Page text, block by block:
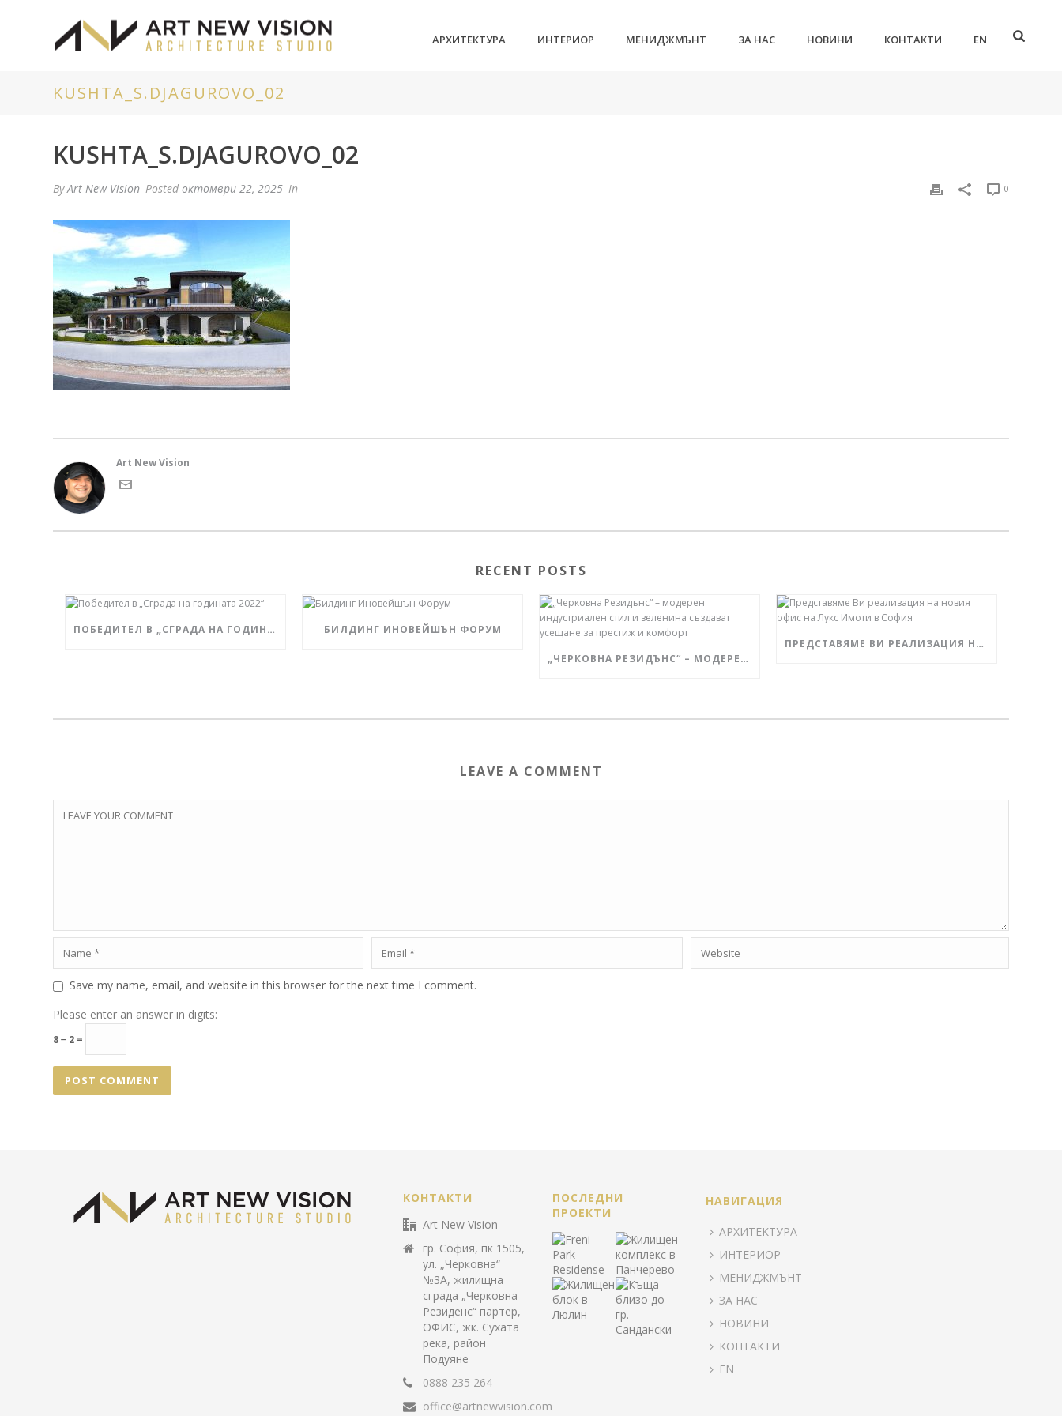
АРХИТЕКТУРА ИНТЕРИОР МЕНИДЖМЪНТ ЗА НАС НОВИНИ КОНТАКТИ EN
KUSHTA_S.DJAGUROVO_02
KUSHTA_S.DJAGUROVO_02
ByArt New Vision Posted октомври 22, 2025 In 0
Art New Vision
RECENT POSTS
ПОБЕДИТЕЛ В „СГРАДА НА ГОДИНАТА 2022“ БИЛДИНГ ИНОВЕЙШЪН ФОРУМ
„ЧЕРКОВНА РЕЗИДЪНС“ – МОДЕРЕН ИНДУСТРИАЛЕН СТИЛ И ЗЕЛЕНИНА СЪЗДАВАТ УСЕЩАНЕ ЗА ПРЕСТИЖ И КОМФОРТ
ПРЕДСТАВЯМЕ ВИ РЕАЛИЗАЦИЯ НА НОВИЯ ОФИС НА ЛУКС ИМОТИ В СОФИЯ
LEAVE A COMMENT
Save my name, email, and website in this browser for the next time I comment.
Please enter an answer in digits:
8 − 2 =
КОНТАКТИ
Art New Vision
гр. София, пк 1505,
ул. „Черковна“
№3А, жилищна
сграда „Черковна
Резиденс“ партер,
ОФИС, жк. Сухата
река, район
Подуяне
0888 235 264
office@artnewvision.com
ПОСЛЕДНИ
ПРОЕКТИ
НАВИГАЦИЯ
АРХИТЕКТУРА
ИНТЕРИОР
МЕНИДЖМЪНТ
ЗА НАС
НОВИНИ
КОНТАКТИ
EN